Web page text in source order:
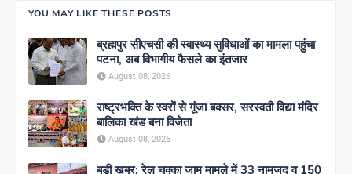
YOU MAY LIKE THESE POSTS
ब्रह्मपुर सीएचसी की स्वास्थ्य सुविधाओं का मामला पहुंचा
पटना, अब विभागीय फैसले का इंतजार
August 08, 2026
राष्ट्रभक्ति के स्वरों से गूंजा बक्सर, सरस्वती विद्या मंदिर
बालिका खंड बना विजेता
August 08, 2026
बड़ी खबर: रेल चक्का जाम मामले में 33 नामजद व 150